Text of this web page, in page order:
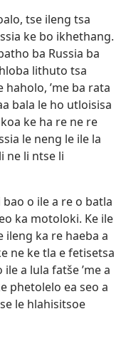
tse ileng tsa
ke bo ikhethang.
ba Russia ba
lithuto tsa
’me ba rata
bala le ho utloisisa
ke ha re ne re
le neng le ile la
ne li ntse li
o ile a re o batla
ka motoloki. Ke ile
ileng ka re haeba a
ne ke tla e fetisetsa
a lula fatše ’me a
phetolelo ea seo a
le hlahisitsoe